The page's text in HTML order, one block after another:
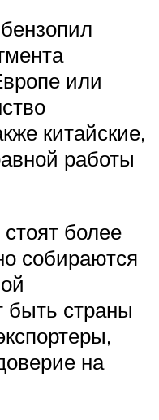
или
китайские,
работы
более
собираются
быть страны
на